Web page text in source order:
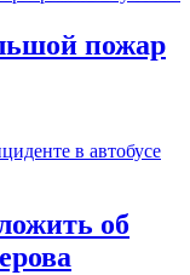
пожар
об